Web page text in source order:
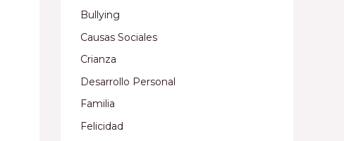
Bullying
Causas Sociales
Crianza
Desarrollo Personal
Familia
Felicidad